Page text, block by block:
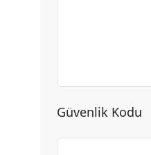
Güvenlik Kodu